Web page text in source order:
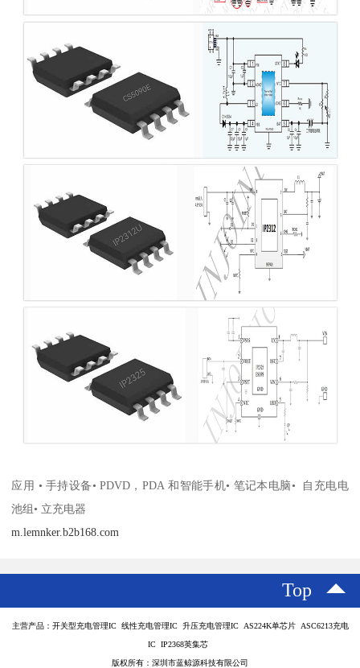
应用 • 手持设备• PDVD，PDA 和智能手机• 笔记本电脑• 自充电电
池组• 立充电器
m.lemnker.b2b168.com
Top
主营产品：开关型充电管理IC 线性充电管理IC 升压充电管理IC AS224K单芯片 ASC6213充电
IC IP2368英集芯
版权所有：深圳市蓝鲸源科技有限公司